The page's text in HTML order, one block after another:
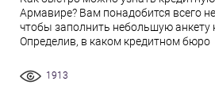
Армавире? Вам понадобится всего
чтобы заполнить небольшую анкету
Определив, в каком кредитном бюро
1913